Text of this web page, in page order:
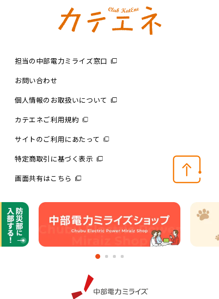
担当の中部電力ミライズ窓口
お問い合わせ
個人情報のお取扱いについて
カテエネご利用規約
サイトのご利用にあたって
特定商取引に基づく表示
画面共有はこちら